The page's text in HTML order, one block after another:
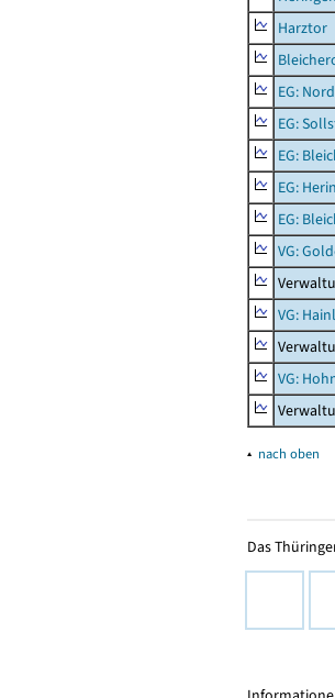
Harztor
EG:
EG:
EG:
EG:
EG:
VG:
VG:
VG:
▴ nach oben
Das